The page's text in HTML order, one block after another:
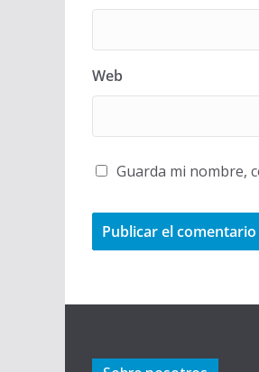
Web
Guarda mi nombre,